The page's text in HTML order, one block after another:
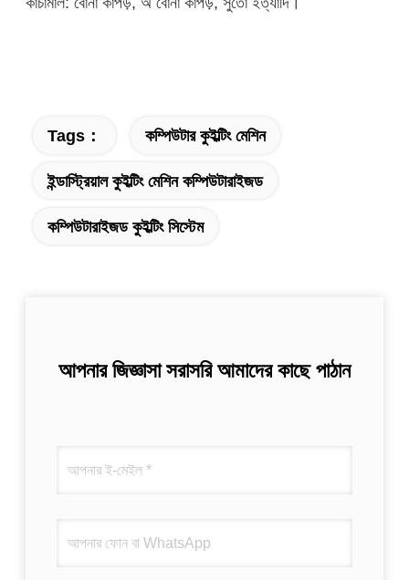
Tags： কম্পিউটার কুইল্টিং মেশিন
ইন্ডাস্ট্রিয়াল কুইল্টিং মেশিন কম্পিউটারাইজড
কম্পিউটারাইজড কুইল্টিং সিস্টেম
আপনার জিজ্ঞাসা সরাসরি আমাদের কাছে পাঠান